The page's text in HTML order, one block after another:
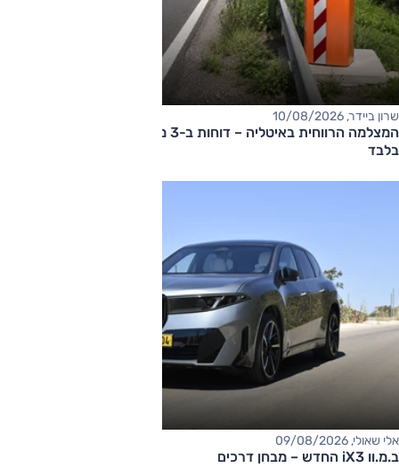
שרון ביידר, 10/08/2026
בלבד
אלי שאולי, 09/08/2026
ב.מ.וו iX3 החדש – מבחן דרכים